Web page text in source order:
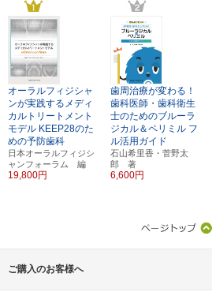
オーラルフィジシャ
ンが実践するメディ
カルトリートメント
モデル KEEP28のた
めの予防歯科
日本オーラルフィジシ
ャンフォーラム 編
19,800円
歯周治療が変わる！
歯科医師・歯科衛生
士のためのブルーラ
ジカル＆ペリミル フ
ル活用ガイド
石山希里香・菅野太
郎 著
6,600円
ご購入のお客様へ